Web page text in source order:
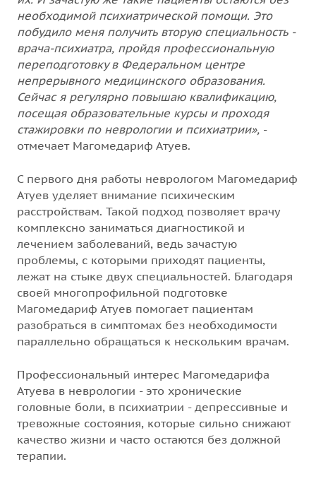
необходимой психиатрической помощи. Это
побудило меня получить вторую специальность -
врача-психиатра, пройдя профессиональную
переподготовку в Федеральном центре
непрерывного медицинского образования.
Сейчас я регулярно повышаю квалификацию,
посещая образовательные курсы и проходя
стажировки по неврологии и психиатрии», -
отмечает Магомедариф Атуев.
С первого дня работы неврологом Магомедариф
Атуев уделяет внимание психическим
расстройствам. Такой подход позволяет врачу
комплексно заниматься диагностикой и
лечением заболеваний, ведь зачастую
проблемы, с которыми приходят пациенты,
лежат на стыке двух специальностей. Благодаря
своей многопрофильной подготовке
Магомедариф Атуев помогает пациентам
разобраться в симптомах без необходимости
параллельно обращаться к нескольким врачам.
Профессиональный интерес Магомедарифа
Атуева в неврологии - это хронические
головные боли, в психиатрии - депрессивные и
тревожные состояния, которые сильно снижают
качество жизни и часто остаются без должной
терапии.